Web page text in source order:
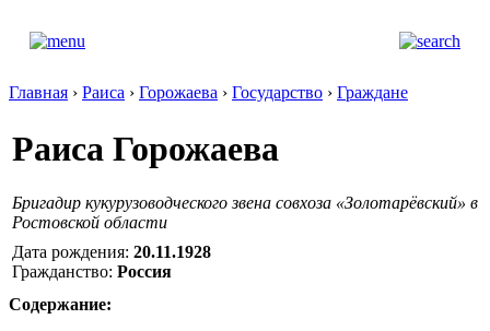
Главная › Раиса › Горожаева › Государство › Граждане
Раиса Горожаева
Бригадир кукурузоводческого звена совхоза «Золотарёвский» в
Ростовской области
Дата рождения: 20.11.1928
Гражданство: Россия
Содержание: